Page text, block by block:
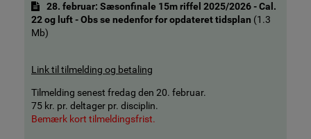
28. februar: Sæsonfinale 15m riffel 2025/2026 - Cal.
22 og luft - Obs se nedenfor for opdateret tidsplan (1.3
Mb)
Link til tilmelding og betaling
Tilmelding senest fredag den 20. februar.
75 kr. pr. deltager pr. disciplin.
Bemærk kort tilmeldingsfrist.